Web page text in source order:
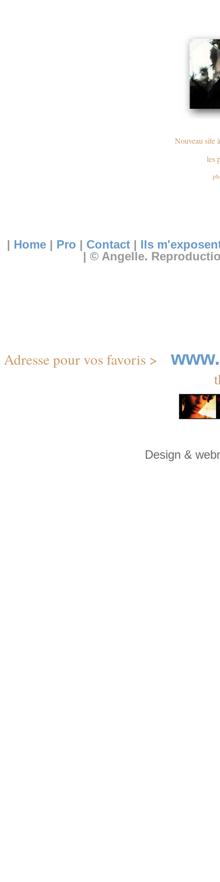
Nouveau site
les
| Home | Pro | Contact | Ils
| © Angelle.
Adresse pour vos favoris >
Design &